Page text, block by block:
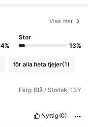
Visa mer
Stor
13%
för alla heta tjejer(1)
Färg: Blå / Storlek: 13Y
Nyttig (0)